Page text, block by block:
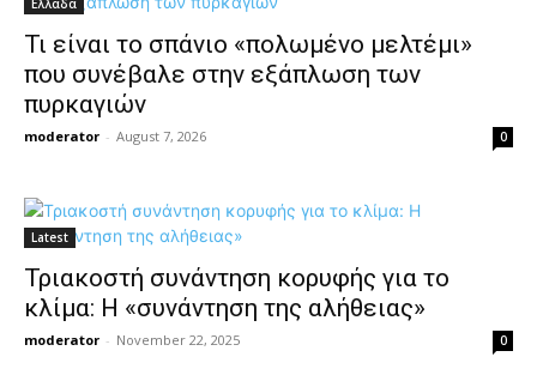
Ελλαδα
Τι είναι το σπάνιο «πολωμένο μελτέμι»
που συνέβαλε στην εξάπλωση των
πυρκαγιών
moderator - August 7, 2026 0
Latest
Τριακοστή συνάντηση κορυφής για το
κλίμα: Η «συνάντηση της αλήθειας»
moderator - November 22, 2025 0